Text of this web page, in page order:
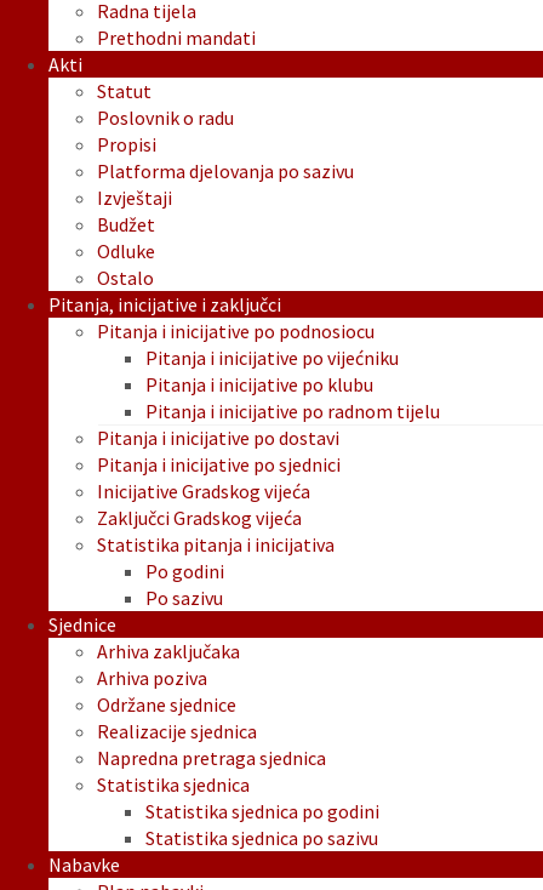
Radna tijela
Prethodni mandati
Akti
Statut
Poslovnik o radu
Propisi
Platforma djelovanja po sazivu
Izvještaji
Budžet
Odluke
Ostalo
Pitanja, inicijative i zaključci
Pitanja i inicijative po podnosiocu
Pitanja i inicijative po vijećniku
Pitanja i inicijative po klubu
Pitanja i inicijative po radnom tijelu
Pitanja i inicijative po dostavi
Pitanja i inicijative po sjednici
Inicijative Gradskog vijeća
Zaključci Gradskog vijeća
Statistika pitanja i inicijativa
Po godini
Po sazivu
Sjednice
Arhiva zaključaka
Arhiva poziva
Održane sjednice
Realizacije sjednica
Napredna pretraga sjednica
Statistika sjednica
Statistika sjednica po godini
Statistika sjednica po sazivu
Nabavke